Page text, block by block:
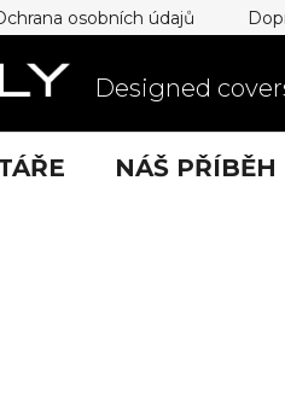
osobních údajů
Designed
NÁŠ PŘÍBĚH